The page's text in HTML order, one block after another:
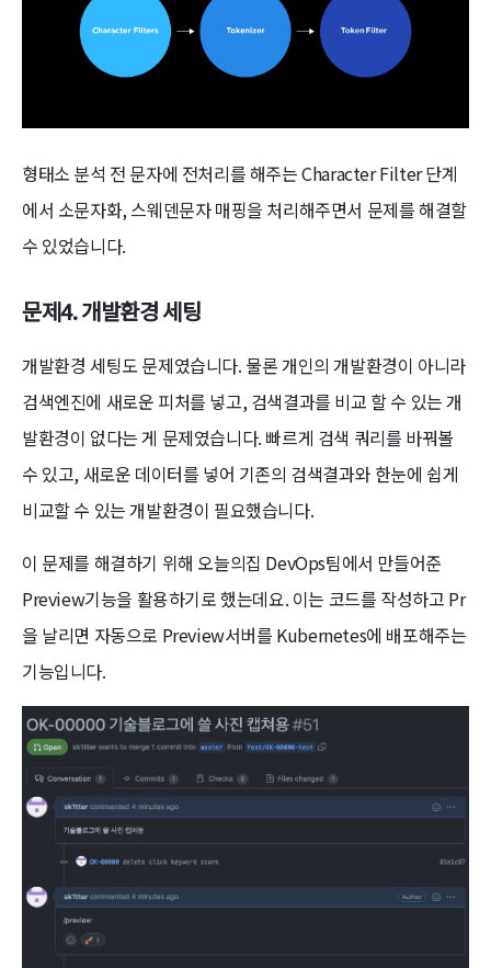
형태소 분석 전 문자에 전처리를 해주는 Character Filter 단계
에서 소문자화, 스웨덴문자 매핑을 처리해주면서 문제를 해결할
수 있었습니다.
문제4. 개발환경 세팅
개발환경 세팅도 문제였습니다. 물론 개인의 개발환경이 아니라
검색엔진에 새로운 피처를 넣고, 검색결과를 비교 할 수 있는 개
발환경이 없다는 게 문제였습니다. 빠르게 검색 쿼리를 바꿔볼
수 있고, 새로운 데이터를 넣어 기존의 검색결과와 한눈에 쉽게
비교할 수 있는 개발환경이 필요했습니다.
이 문제를 해결하기 위해 오늘의집 DevOps팀에서 만들어준
Preview기능을 활용하기로 했는데요. 이는 코드를 작성하고 Pr
을 날리면 자동으로 Preview서버를 Kubernetes에 배포해주는
기능입니다.